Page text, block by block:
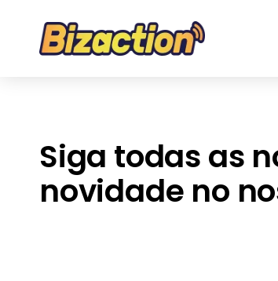
Siga todas as
novidade no